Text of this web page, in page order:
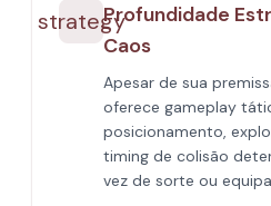
strategyProfundidade
Caos
Apesar de sua
oferece gameplay
posicionamento,
timing de colisão
vez de sorte ou